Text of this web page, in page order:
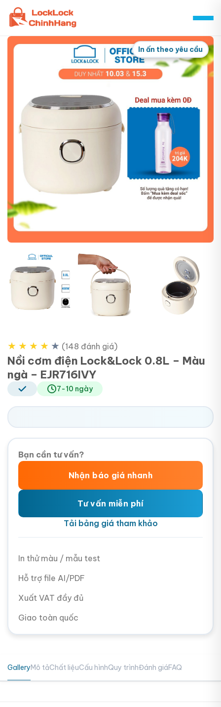
Skip
content
In ấn theo yêu cầu
★ ★ ★ ★ ★ (148 đánh giá)
Nồi cơm điện Lock&Lock 0.8L – Màu
ngà – EJR716IVY
7-10 ngày
Bạn cần tư vấn?
Nhận báo giá nhanh
Tư vấn miễn phí
Tải bảng giá tham khảo
In thử màu / mẫu test
Hỗ trợ file AI/PDF
Xuất VAT đầy đủ
Giao toàn quốc
GalleryMô tảChất liệuCấu hìnhQuy trìnhĐánh giáFAQ